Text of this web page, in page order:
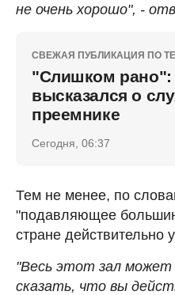
не очень хорошо", -
СВЕЖАЯ ПУБЛИКАЦИЯ ПО
"Слишком рано":
высказался о
преемнике
Сегодня, 06:37
Тем не менее, по
"подавляющее
стране действительно
"Весь этот зал может
сказать, что вы